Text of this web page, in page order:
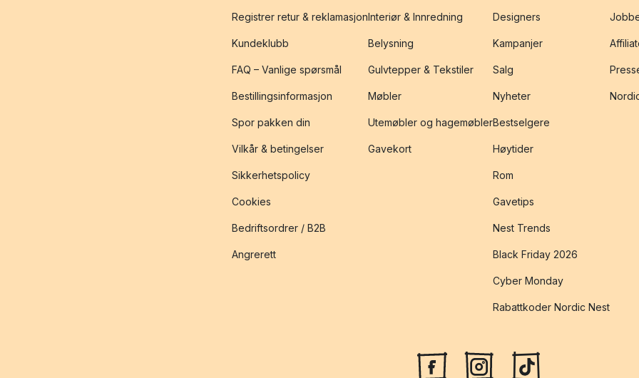
Registrer retur & reklamasjon
Kundeklubb
FAQ – Vanlige spørsmål
Bestillingsinformasjon
Spor pakken din
Vilkår & betingelser
Sikkerhetspolicy
Cookies
Bedriftsordrer / B2B
Angrerett
Interiør & Innredning
Belysning
Gulvtepper & Tekstiler
Møbler
Utemøbler og hagemøbler
Gavekort
Designers
Kampanjer
Salg
Nyheter
Bestselgere
Høytider
Rom
Gavetips
Nest Trends
Black Friday 2026
Cyber Monday
Rabattkoder Nordic Nest